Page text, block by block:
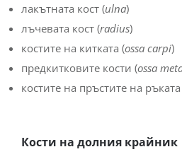
лакътната кост (ulna)
лъчевата кост (radius)
костите на китката (ossa carpi)
предкитковите кости (ossa
костите на пръстите на
Кости на долния крайник